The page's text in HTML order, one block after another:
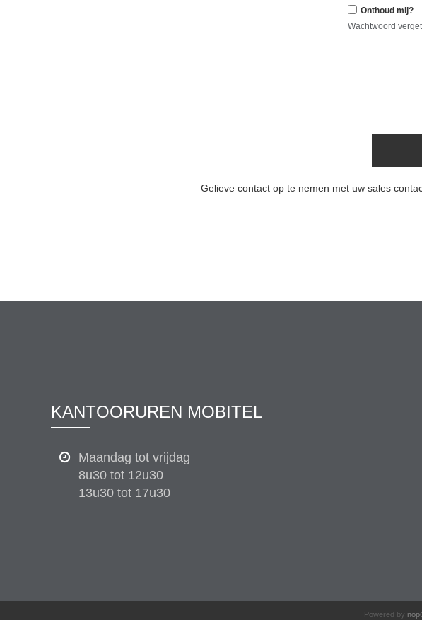
Onthoud mij?
Wachtwoord
Gelieve contact op te nemen met uw sales
KANTOORUREN MOBITEL
Maandag tot vrijdag
8u30 tot 12u30
13u30 tot 17u30
Powered by